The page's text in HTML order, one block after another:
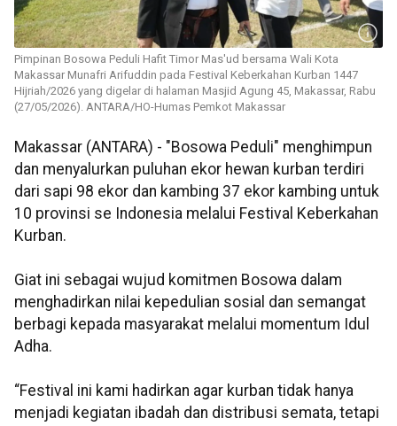
Pimpinan Bosowa Peduli Hafit Timor Mas'ud bersama Wali Kota
Makassar Munafri Arifuddin pada Festival Keberkahan Kurban 1447
Hijriah/2026 yang digelar di halaman Masjid Agung 45, Makassar, Rabu
(27/05/2026). ANTARA/HO-Humas Pemkot Makassar
Makassar (ANTARA) - "Bosowa Peduli" menghimpun
dan menyalurkan puluhan ekor hewan kurban terdiri
dari sapi 98 ekor dan kambing 37 ekor kambing untuk
10 provinsi se Indonesia melalui Festival Keberkahan
Kurban.
Giat ini sebagai wujud komitmen Bosowa dalam
menghadirkan nilai kepedulian sosial dan semangat
berbagi kepada masyarakat melalui momentum Idul
Adha.
“Festival ini kami hadirkan agar kurban tidak hanya
menjadi kegiatan ibadah dan distribusi semata, tetapi